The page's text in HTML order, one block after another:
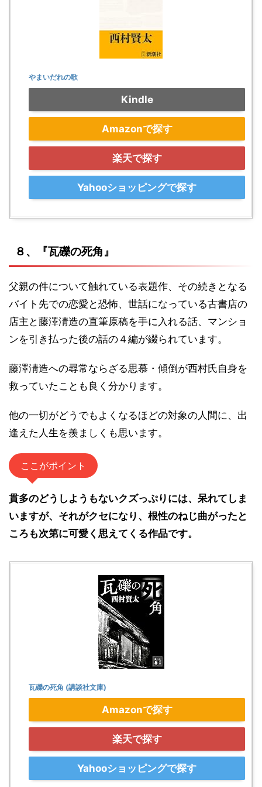
やまいだれの歌
Kindle
Amazonで探す
楽天で探す
Yahooショッピングで探す
８、『瓦礫の死角』
父親の件について触れている表題作、その続きとなる
バイト先での恋愛と恐怖、世話になっている古書店の
店主と藤澤淸造の直筆原稿を手に入れる話、マンショ
ンを引き払った後の話の４編が綴られています。
藤澤淸造への尋常ならざる思慕・傾倒が西村氏自身を
救っていたことも良く分かります。
他の一切がどうでもよくなるほどの対象の人間に、出
逢えた人生を羨ましくも思います。
ここがポイント
貫多のどうしようもないクズっぷりには、呆れてしま
いますが、それがクセになり、根性のねじ曲がったと
ころも次第に可愛く思えてくる作品です。
瓦礫の死角 (講談社文庫)
Amazonで探す
楽天で探す
Yahooショッピングで探す